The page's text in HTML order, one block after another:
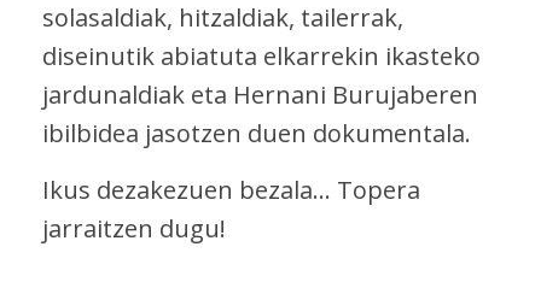
solasaldiak, hitzaldiak, tailerrak,
diseinutik abiatuta elkarrekin ikasteko
jardunaldiak eta Hernani Burujaberen
ibilbidea jasotzen duen dokumentala.
Ikus dezakezuen bezala… Topera
jarraitzen dugu!